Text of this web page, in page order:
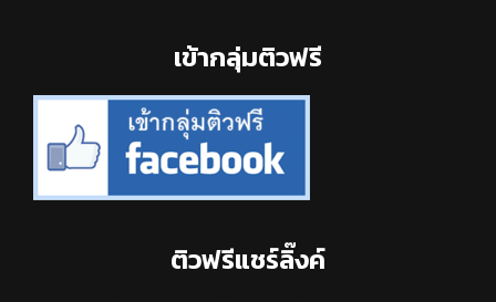
เข้ากลุ่มติวฟรี
ติวฟรีแชร์ลิ๊งค์